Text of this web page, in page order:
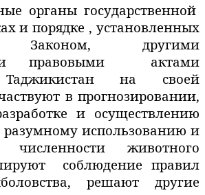
органы государственной
и порядке , установленных
Законом, другими
правовыми
актами
Таджикистан на своей
в прогнозировании,
и осуществлению
разумному использованию и
численности
животного
соблюдение правил
решают другие